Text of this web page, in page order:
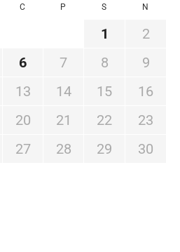
C P S N
1
2
6 7 8
9
13 14 15
16
20 21 22
23
27 28 29
30